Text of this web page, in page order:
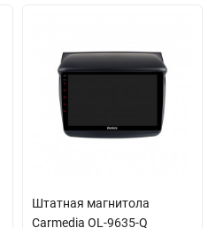
Штатная магнитола
Carmedia OL-9635-Q